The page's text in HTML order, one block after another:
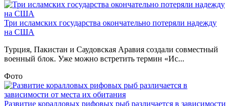
Три исламских государства окончательно потеряли надежду
на США
Турция, Пакистан и Саудовская Аравия создали совместный
военный блок. Уже можно встретить термин «Ис...
Фото
Развитие коралловых рифовых рыб различается в зависимости